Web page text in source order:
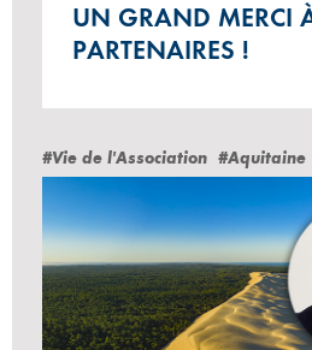
UN GRAND MERCI
PARTENAIRES !
#Vie de l'Association #Aquitaine